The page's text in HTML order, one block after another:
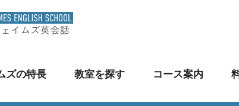
ズの特長 教室を探す コース案内